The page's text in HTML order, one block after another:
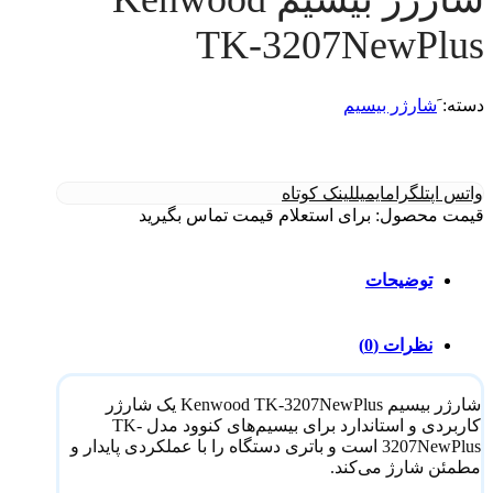
TK-3207NewPlus
دسته:َشارژر بیسیم
واتس اپتلگرامایمیللینک کوتاه
قیمت محصول: برای استعلام قیمت تماس بگیرید
توضیحات
نظرات (0)
شارژر بیسیم Kenwood TK-3207NewPlus یک شارژر
کاربردی و استاندارد برای بیسیم‌های کنوود مدل TK-
3207NewPlus است و باتری دستگاه را با عملکردی پایدار و
مطمئن شارژ می‌کند.